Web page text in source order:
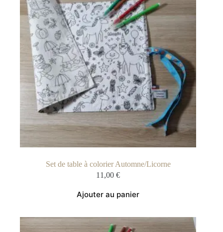
Set de table à colorier Automne/Licorne
11,00€
Ajouter au panier